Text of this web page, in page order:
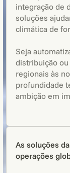
integração de
soluções
climática de
Seja
distribuição
regionais às
profundidade
ambição em
As soluções
operações